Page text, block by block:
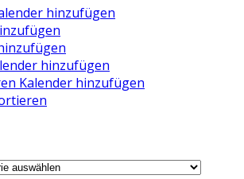
hinzufügen
hinzufügen
Kalender hinzufügen